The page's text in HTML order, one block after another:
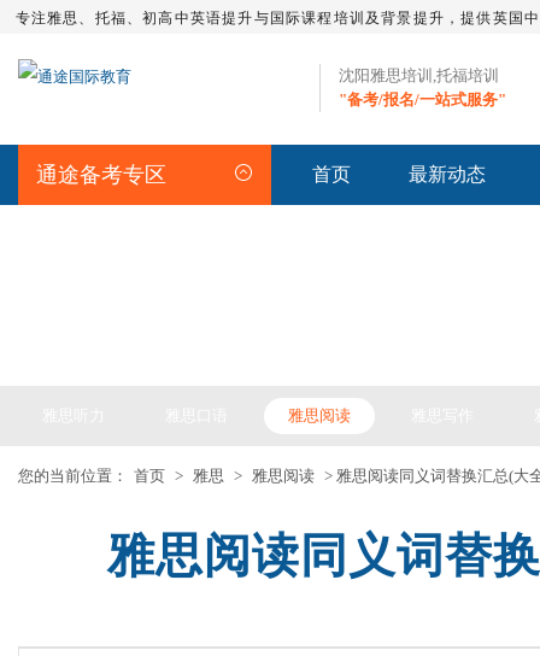
专注雅思、托福、初高中英语提升与国际课程培训及背景提升，提供英国
沈阳雅思培训,托福培训
"备考/报名/一站式服务"
通途备考专区 首页 最新动态
雅思阅读
您的当前位置： 首页 > 雅思 > 雅思阅读 > 雅思阅读同义词替换汇总(大
雅思阅读同义词替
托福一对一 托福全程